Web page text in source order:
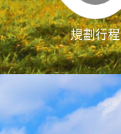
規劃行程